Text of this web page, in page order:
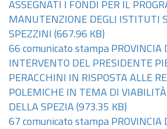
ASSEGNATI I FONDI PER IL
MANUTENZIONE DEGLI ISTITUTI
SPEZZINI (667.96 KB)
66 comunicato stampa PROVINCIA
INTERVENTO DEL PRESIDENTE
PERACCHINI IN RISPOSTA ALLE
POLEMICHE IN TEMA DI
DELLA SPEZIA (973.35 KB)
67 comunicato stampa PROVINCIA